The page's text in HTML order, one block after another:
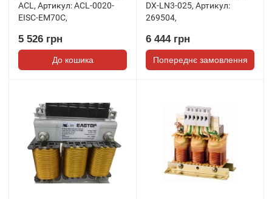
ACL, Артикул:ACL-0020-
EISC-EM70C,
5 526 грн
До кошика
DX-LN3-025, Артикул:
269504,
6 444 грн
Попереднє замовлення